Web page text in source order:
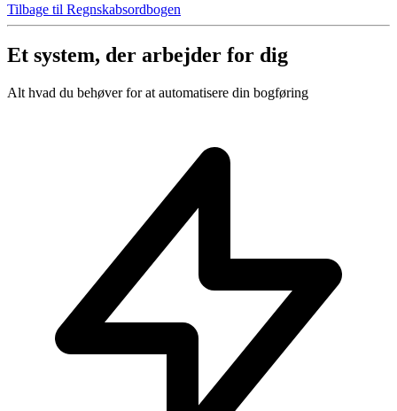
Tilbage til Regnskabsordbogen
Et system, der arbejder for dig
Alt hvad du behøver for at automatisere din bogføring